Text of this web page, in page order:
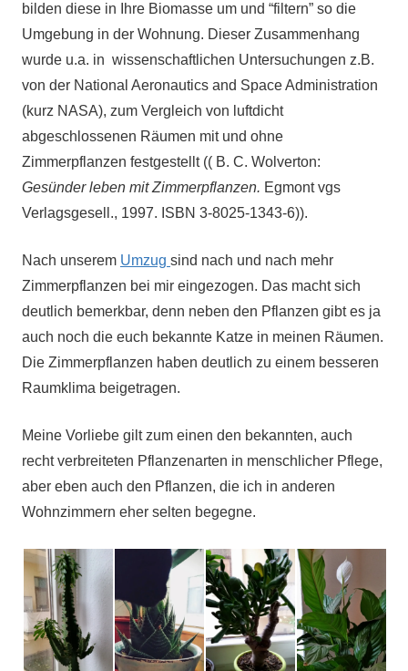
bilden diese in Ihre Biomasse um und “filtern” so die
Umgebung in der Wohnung. Dieser Zusammenhang
wurde u.a. in wissenschaftlichen Untersuchungen z.B.
von der National Aeronautics and Space Administration
(kurz NASA), zum Vergleich von luftdicht
abgeschlossenen Räumen mit und ohne
Zimmerpflanzen festgestellt (( B. C. Wolverton:
Gesünder leben mit Zimmerpflanzen. Egmont vgs
Verlagsgesell., 1997. ISBN 3-8025-1343-6)).
Nach unserem Umzug sind nach und nach mehr
Zimmerpflanzen bei mir eingezogen. Das macht sich
deutlich bemerkbar, denn neben den Pflanzen gibt es ja
auch noch die euch bekannte Katze in meinen Räumen.
Die Zimmerpflanzen haben deutlich zu einem besseren
Raumklima beigetragen.
Meine Vorliebe gilt zum einen den bekannten, auch
recht verbreiteten Pflanzenarten in menschlicher Pflege,
aber eben auch den Pflanzen, die ich in anderen
Wohnzimmern eher selten begegne.